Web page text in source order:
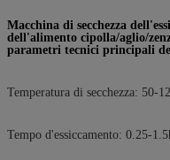
Macchina di secchezza
dell'alimento cipolla/aglio/
parametri tecnici principali
Temperatura di secchezza: 50-
Tempo d'essiccamento: 0.25-